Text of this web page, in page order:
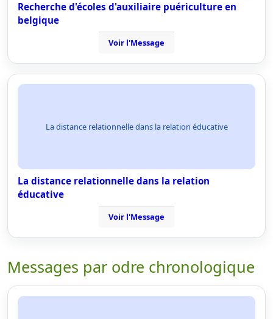
Recherche d'écoles d'auxiliaire puériculture en
belgique
Voir l'Message
La distance relationnelle dans la relation éducative
La distance relationnelle dans la relation
éducative
Voir l'Message
Messages par odre chronologique